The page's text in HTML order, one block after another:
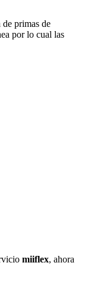
primas de
por lo cual las
miiflex, ahora